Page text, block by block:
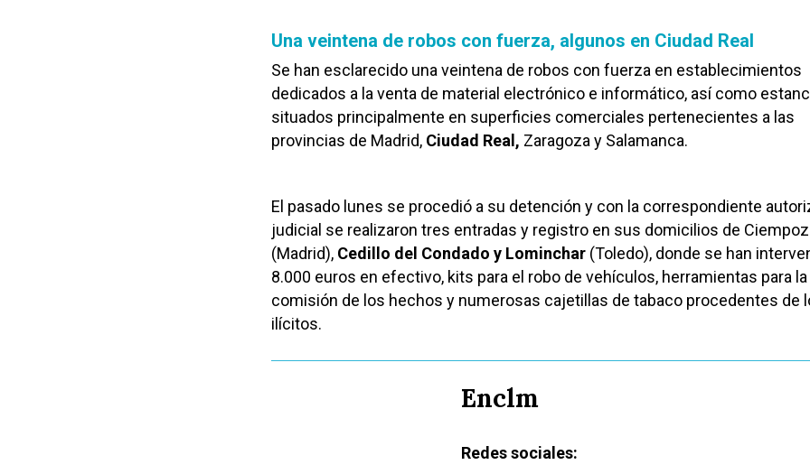
Una veintena de robos con fuerza, algunos en Ciudad Real
Se han esclarecido una veintena de robos con fuerza en establecimientos
dedicados a la venta de material electrónico e informático, así como
situados principalmente en superficies comerciales pertenecientes a las
provincias de Madrid, Ciudad Real, Zaragoza y Salamanca.
El pasado lunes se procedió a su detención y con la correspondiente
judicial se realizaron tres entradas y registro en sus domicilios de
(Madrid), Cedillo del Condado y Lominchar (Toledo), donde se han
8.000 euros en efectivo, kits para el robo de vehículos, herramientas para la
comisión de los hechos y numerosas cajetillas de tabaco procedentes de
ilícitos.
Enclm
Redes sociales: